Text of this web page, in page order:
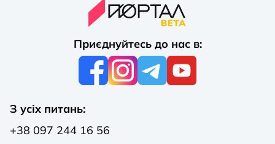
Приєднуйтесь до нас в:
З усіх питань:
+38 097 244 16 56